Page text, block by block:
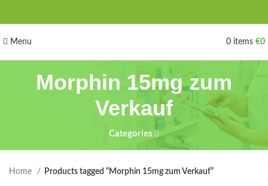
Menu 0 items €0
Morphin 15mg zum
Verkauf
Categories
Home Products tagged “Morphin 15mg zum Verkauf”